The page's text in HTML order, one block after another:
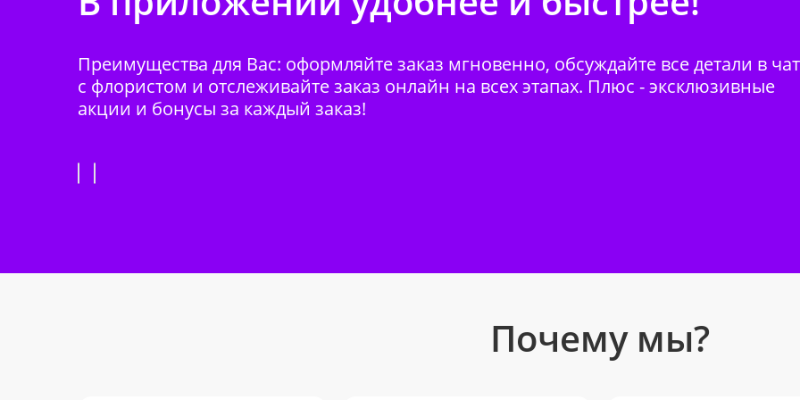
Преимущества для Вас: оформляйте заказ мгновенно, обсуждайте все детали в
с флористом и отслеживайте заказ онлайн на всех этапах. Плюс - эксклюзивные
акции и бонусы за каждый заказ!
Почему мы?